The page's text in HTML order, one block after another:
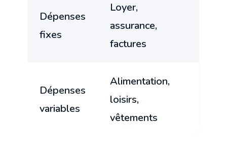
Dépenses
fixes
Loyer,
assurance,
factures
Dépenses
variables
Alimentation,
loisirs,
vêtements